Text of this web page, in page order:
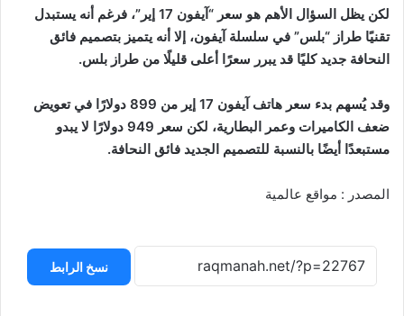
لكن يظل السؤال الأهم هو سعر “آيفون 17 إير”، فرغم أنه يستبدل
تقنيًا طراز “بلس” في سلسلة آيفون، إلا أنه يتميز بتصميم فائق
النحافة جديد كليًا قد يبرر سعرًا أعلى قليلًا من طراز بلس.
وقد يُسهم بدء سعر هاتف آيفون 17 إير من 899 دولارًا في تعويض
ضعف الكاميرات وعمر البطارية، لكن سعر 949 دولارًا لا يبدو
مستبعدًا أيضًا بالنسبة للتصميم الجديد فائق النحافة.
المصدر : مواقع عالمية
نسخ الرابط